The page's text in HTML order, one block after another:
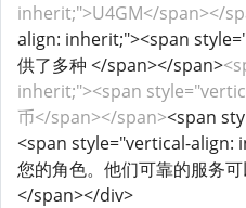
inherit;">U4GM</span></
align: inherit;"><span
供了多种 </span></span>
inherit;"><span
币</span></span><span
<span style="vertical-align:
您的角色。他们可靠的服务
</span></div>